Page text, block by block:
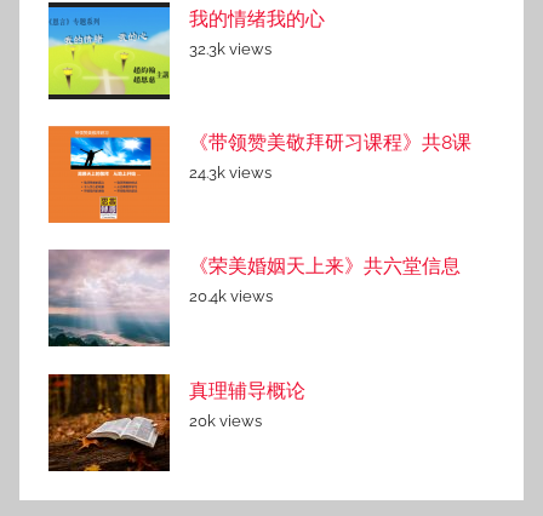
我的情绪我的心
32.3k views
《带领赞美敬拜研习课程》共8课
24.3k views
《荣美婚姻天上来》共六堂信息
20.4k views
真理辅导概论
20k views